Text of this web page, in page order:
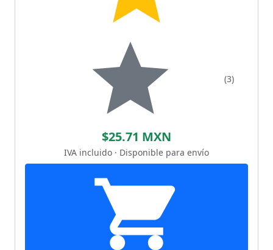
(3)
$25.71 MXN
IVA incluido · Disponible para envío